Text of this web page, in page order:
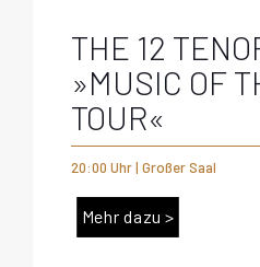
THE 12
»MUSIC OF
TOUR«
20:00 Uhr | Großer Saal
Mehr dazu >